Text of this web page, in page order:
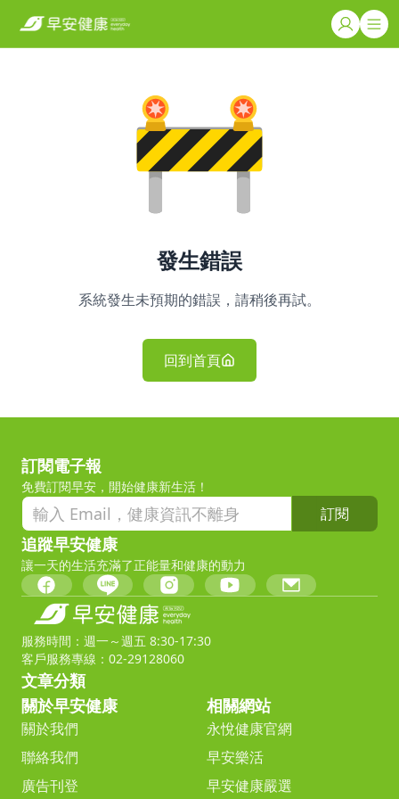
發生錯誤
系統發生未預期的錯誤，請稍後再試。
回到首頁
訂閱電子報
免費訂閱早安，開始健康新生活！
訂閱
追蹤早安健康
讓一天的生活充滿了正能量和健康的動力
服務時間：週一～週五 8:30-17:30
客戶服務專線：02-29128060
文章分類
關於早安健康
關於我們
聯絡我們
廣告刊登
相關網站
永悅健康官網
早安樂活
早安健康嚴選